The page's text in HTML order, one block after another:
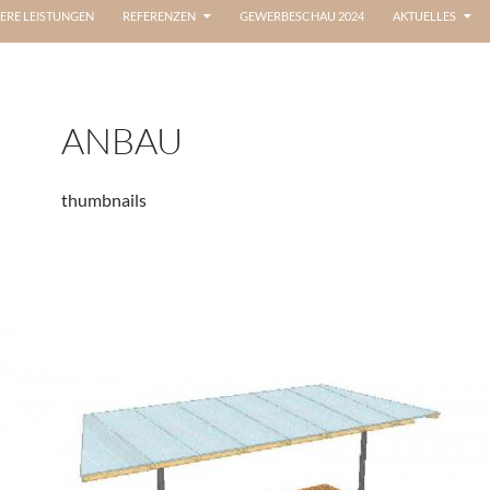
LEISTUNGEN REFERENZEN GEWERBESCHAU 2024 AKTUELLES
ANBAU
thumbnails